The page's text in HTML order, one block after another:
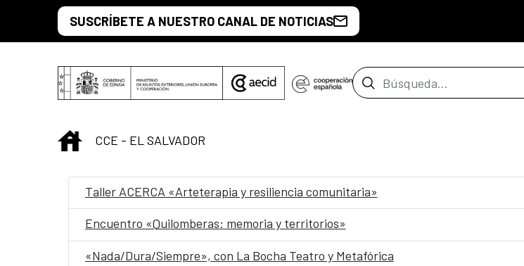
Saltar al contenido principal
SUSCRÍBETE A NUESTRO CANAL DE NOTICIAS
Barra de búsqueda
INICIO
CCE - EL SALVADOR
Taller ACERCA «Arteterapia y resiliencia comunitaria»
Encuentro «Quilomberas: memoria y territorios»
«Nada/Dura/Siempre», con La Bocha Teatro y Metafórica